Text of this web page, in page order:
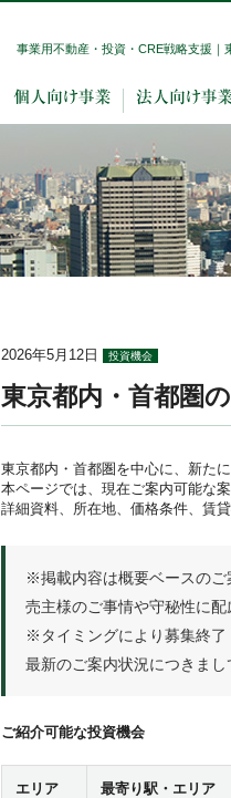
事業用不動産・投資・CRE戦略支援
2026年5月12日 投資機会
東京都内・首都圏
東京都内・首都圏を中心に、新た
本ページでは、現在ご案内可能な
詳細資料、所在地、価格条件、賃
※掲載内容は概要ベースのご
売主様のご事情や守秘性に
※タイミングにより募集終了
最新のご案内状況につきま
ご紹介可能な投資機会
エリア 最寄り駅・エリア